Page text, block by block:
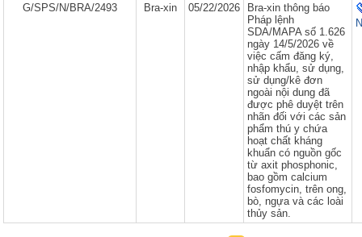
G/SPS/N/BRA/2493 Bra-xin 05/22/2026
Bra-xin thông báo
Pháp lệnh
SDA/MAPA số 1.626
ngày 14/5/2026 về
việc cấm đăng ký,
nhập khẩu, sử dụng,
sử dụng/kê đơn
ngoài nội dung đã
được phê duyệt trên
nhãn đối với các sản
phẩm thú y chứa
hoạt chất kháng
khuẩn có nguồn gốc
từ axit phosphonic,
bao gồm calcium
fosfomycin, trên ong,
bò, ngựa và các loài
thủy sản.